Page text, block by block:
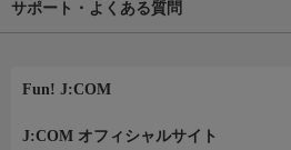
サポート・よくある質問
Fun! J:COM
J:COM オフィシャルサイト